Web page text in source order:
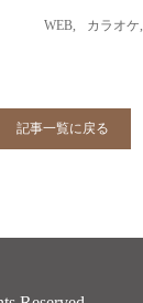
WEB, カラオケ,
記事一覧に戻る